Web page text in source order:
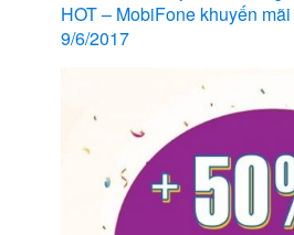
HOT – MobiFone khuyến
9/6/2017